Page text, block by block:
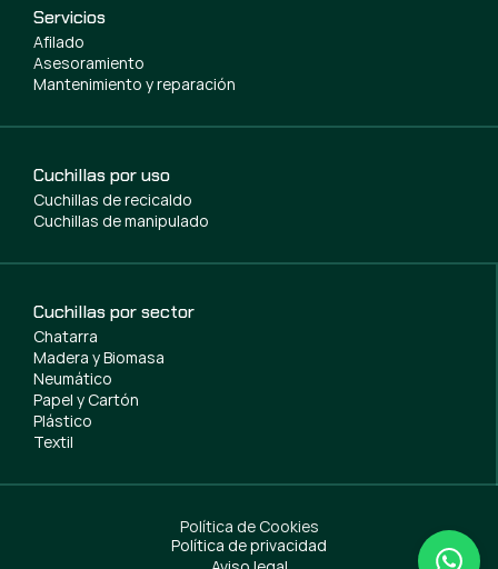
Servicios
Afilado
Asesoramiento
Mantenimiento y reparación
Cuchillas por uso
Cuchillas de recicaldo
Cuchillas de manipulado
Cuchillas por sector
Chatarra
Madera y Biomasa
Neumático
Papel y Cartón
Plástico
Textil
Política de Cookies
Política de privacidad